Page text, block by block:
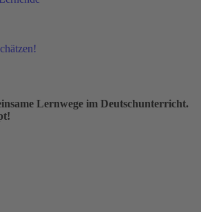
Lernwege im Deutschunterricht.